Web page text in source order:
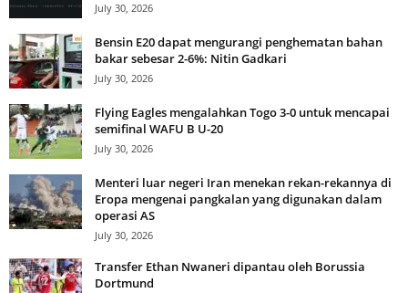
July 30, 2026
Bensin E20 dapat mengurangi penghematan bahan
bakar sebesar 2-6%: Nitin Gadkari
July 30, 2026
Flying Eagles mengalahkan Togo 3-0 untuk mencapai
semifinal WAFU B U-20
July 30, 2026
Menteri luar negeri Iran menekan rekan-rekannya di
Eropa mengenai pangkalan yang digunakan dalam
operasi AS
July 30, 2026
Transfer Ethan Nwaneri dipantau oleh Borussia
Dortmund